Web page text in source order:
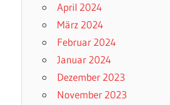
April 2024
März 2024
Februar 2024
Januar 2024
Dezember 2023
November 2023